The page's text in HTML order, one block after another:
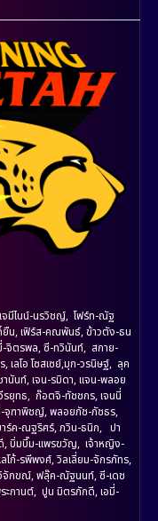
มีไนน์-นรวิชญ์, โฟร์ท-ณัฐ
น, เฟิร์ส-คณพันธ์, ข้าวตัง-ธน
จิตรพล, ซี-ทวินันท์, สกาย-
ลโอ โซสเซย์,มุก-วรนิษฐ์, ลุค
นันท์, เจน-รมิดา, แจน-พลอย
รยุทธ, ก๊อตจิ-ทัชชกร, เจนนี่
-จุฑาพิชญ์, พลอยภัช-ภัชธร,
ร์ค-ณฐริศร์, ภวิน-ธนิก, ปา
, บิ่มบี๊ม-แพรขวัญ, เจ้าหญิง-
ก้-รพีพงศ์, วิลเลี่ยม-จักรภัทร,
กขณ์, ฟลุ๊ค-ณัฐนนท์, ซี-เดช
กานต์, ปูน มิตรภักดี, เอมี่-